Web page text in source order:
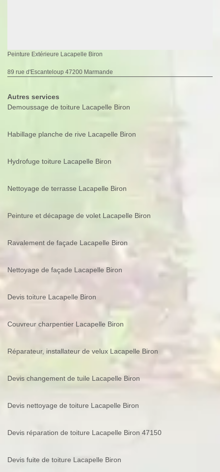
Peinture Extérieure Lacapelle Biron
89 rue d'Escanteloup 47200 Marmande
Autres services
Demoussage de toiture Lacapelle Biron
Habillage planche de rive Lacapelle Biron
Hydrofuge toiture Lacapelle Biron
Nettoyage de terrasse Lacapelle Biron
Peinture et décapage de volet Lacapelle Biron
Ravalement de façade Lacapelle Biron
Nettoyage de façade Lacapelle Biron
Devis toiture Lacapelle Biron
Couvreur charpentier Lacapelle Biron
Réparateur, installateur de velux Lacapelle Biron
Devis changement de tuile Lacapelle Biron
Devis nettoyage de toiture Lacapelle Biron
Devis réparation de toiture Lacapelle Biron 47150
Devis fuite de toiture Lacapelle Biron